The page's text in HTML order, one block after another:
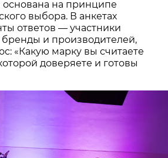
основана на принципе
выбора. В анкетах
ответов — участники
и производителей,
«Какую марку вы считаете
доверяете и готовы